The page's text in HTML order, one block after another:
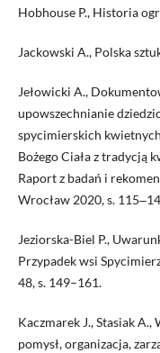
Hobhouse P., Historia
Jackowski A., Polska
Jełowicki A.,
upowszechnianie
spycimierskich
Bożego Ciała z tradycją
Raport z badań i
Wrocław 2020, s.
Jeziorska-Biel P.,
Przypadek wsi
48, s. 149–161.
Kaczmarek J., Stasiak
pomysł, organizacja,